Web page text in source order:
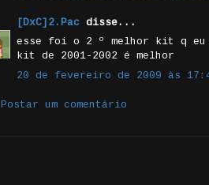
[DxC]2.Pac disse...
esse foi o 2 º melhor kit q
kit de 2001-2002 é melhor
20 de fevereiro de 2009 às
Postar um comentário